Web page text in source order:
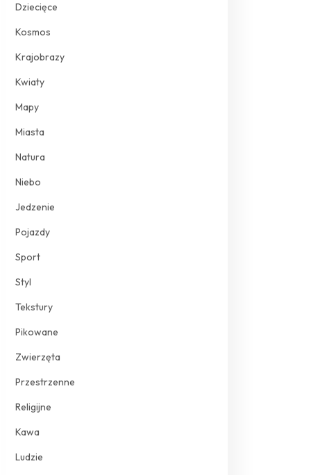
Dziecięce
Kosmos
Krajobrazy
Kwiaty
Mapy
Miasta
Natura
Niebo
Jedzenie
Pojazdy
Sport
Styl
Tekstury
Pikowane
Zwierzęta
Przestrzenne
Religijne
Kawa
Ludzie